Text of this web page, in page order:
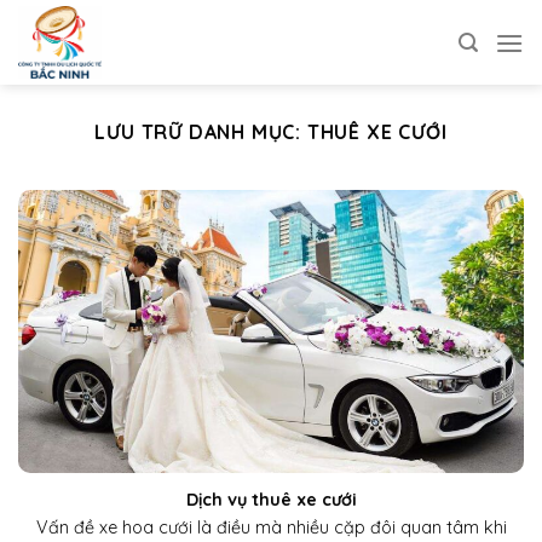
qua
nội
LƯU TRỮ DANH MỤC: THUÊ XE CƯỚI
Dịch vụ thuê xe cưới
Vấn đề xe hoa cưới là điều mà nhiều cặp đôi quan tâm khi